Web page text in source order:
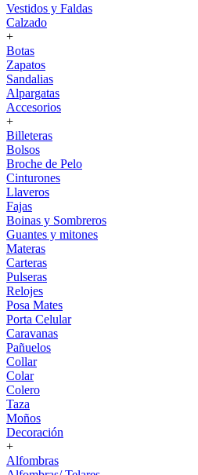
Vestidos y Faldas
Calzado
+
Botas
Zapatos
Sandalias
Alpargatas
Accesorios
+
Billeteras
Bolsos
Broche de Pelo
Cinturones
Llaveros
Fajas
Boinas y Sombreros
Guantes y mitones
Materas
Carteras
Pulseras
Relojes
Posa Mates
Porta Celular
Caravanas
Pañuelos
Collar
Colar
Colero
Taza
Moños
Decoración
+
Alfombras